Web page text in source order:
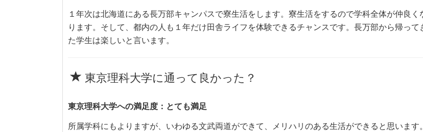
１年次は北海道にある長万部キャンパスで寮生活をします。寮生活をするので学科全体が仲良く
ります。そして、都内の人も１年だけ田舎ライフを体験できるチャンスです。長万部から帰って
た学生は楽しいと言います。
東京理科大学に通って良かった？
東京理科大学への満足度：とても満足
所属学科にもよりますが、いわゆる文武両道ができて、メリハリのある生活ができると思います。